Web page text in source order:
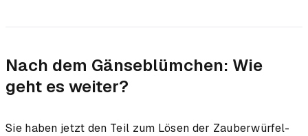
Nach dem Gänseblümchen: Wie
geht es weiter?
Sie haben jetzt den Teil zum Lösen der Zauberwürfel-